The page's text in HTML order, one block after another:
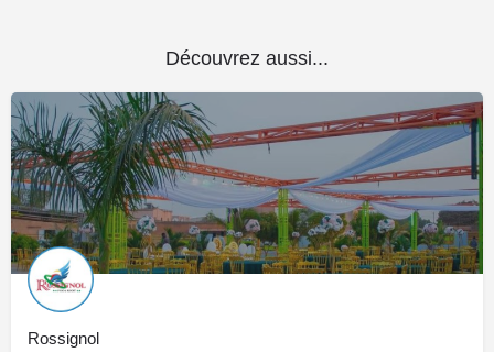
Découvrez aussi...
Rossignol